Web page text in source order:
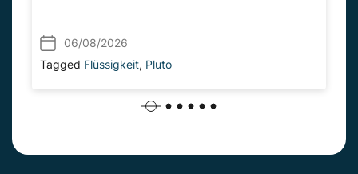
06/08/2026
Tagged Flüssigkeit, Pluto